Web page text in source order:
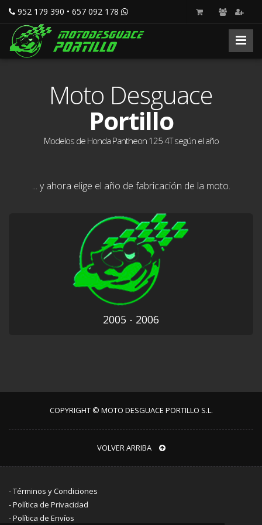
952 179 390 • 657 092 178
Moto Desguace
Portillo
Modelos de Honda Pantheon 125 4T según el año
... y ahora elige el año de fabricación de la moto.
2005 - 2006
COPYRIGHT © MOTO DESGUACE PORTILLO S.L.
VOLVER ARRIBA
-Términos y Condiciones
-Política de Privacidad
-Política de Envíos